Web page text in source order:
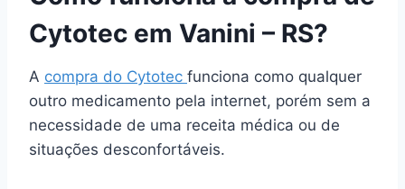
Cytotec em Vanini – RS?
A compra do Cytotec funciona como qualquer
outro medicamento pela internet, porém sem a
necessidade de uma receita médica ou de
situações desconfortáveis.